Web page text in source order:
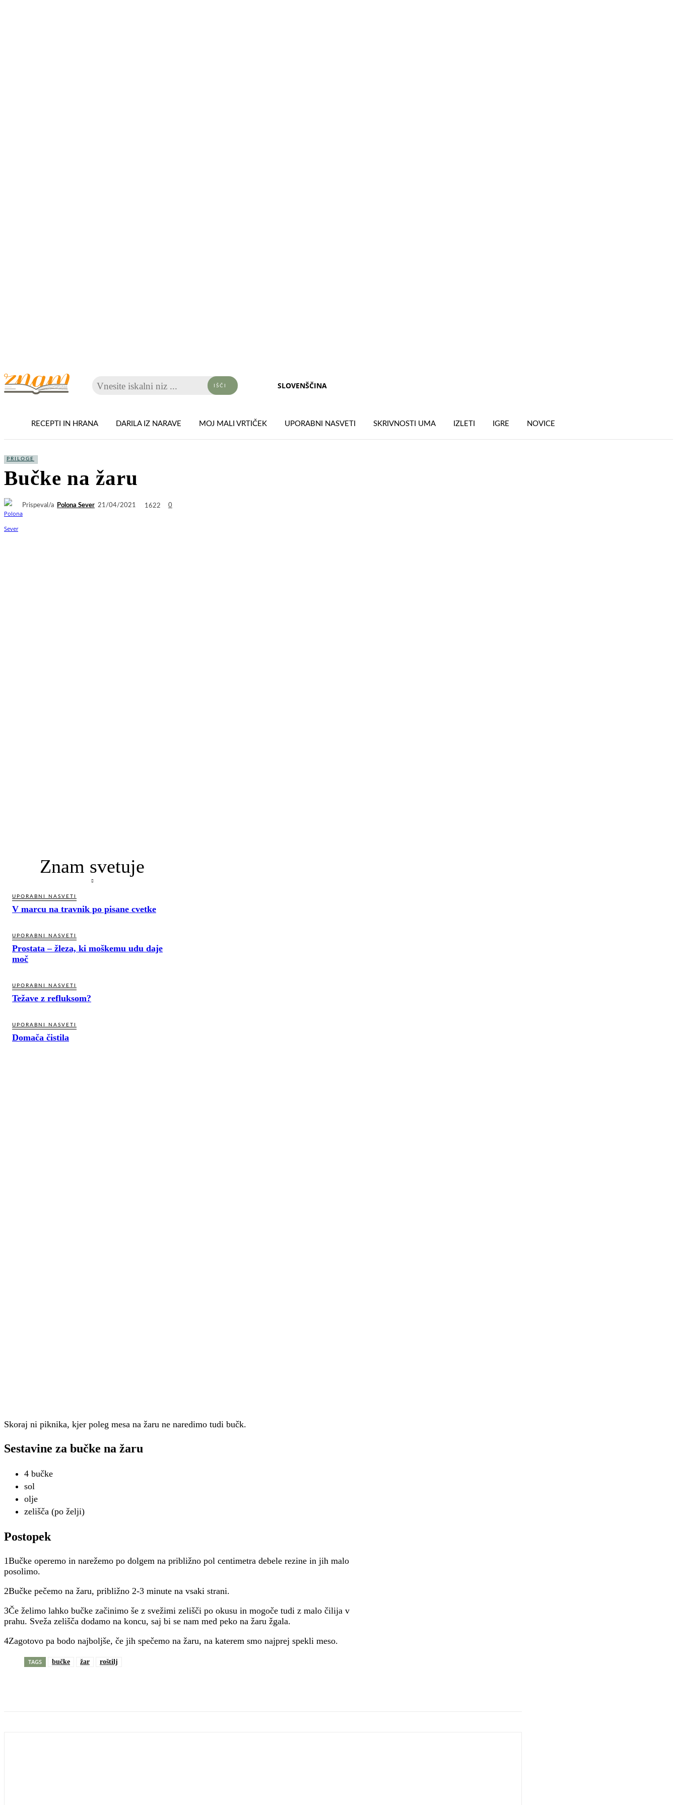
Vnesite iskalni niz ... IŠČI SLOVENŠČINA
RECEPTI IN HRANA DARILA IZ NARAVE MOJ MALI VRTIČEK UPORABNI NASVETI SKRIVNOSTI UMA IZLETI IGRE NOVICE
PRILOGE
Bučke na žaru
Prispeval/a Polona Sever 21/04/2021 1622 0
Znam svetuje
UPORABNI NASVETI
V marcu na travnik po pisane cvetke
UPORABNI NASVETI
Prostata – žleza, ki moškemu udu daje
moč
UPORABNI NASVETI
Težave z refluksom?
UPORABNI NASVETI
Domača čistila
Skoraj ni piknika, kjer poleg mesa na žaru ne naredimo tudi bučk.
Sestavine za bučke na žaru
4 bučke
sol
olje
zelišča (po želji)
Postopek
1Bučke operemo in narežemo po dolgem na približno pol centimetra debele rezine in jih malo
posolimo.
2Bučke pečemo na žaru, približno 2-3 minute na vsaki strani.
3Če želimo lahko bučke začinimo še z svežimi zelišči po okusu in mogoče tudi z malo čilija v
prahu. Sveža zelišča dodamo na koncu, saj bi se nam med peko na žaru žgala.
4Zagotovo pa bodo najboljše, če jih spečemo na žaru, na katerem smo najprej spekli meso.
TAGS bučke žar roštilj